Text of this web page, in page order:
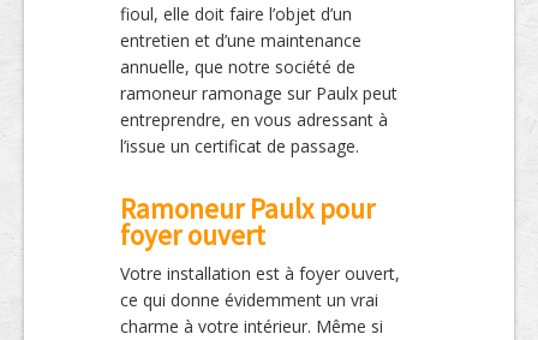
fioul, elle doit faire l’objet d’un
entretien et d’une maintenance
annuelle, que notre société de
ramoneur ramonage sur Paulx peut
entreprendre, en vous adressant à
l’issue un certificat de passage.
Ramoneur Paulx pour
foyer ouvert
Votre installation est à foyer ouvert,
ce qui donne évidemment un vrai
charme à votre intérieur. Même si